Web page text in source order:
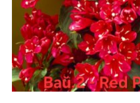
the
product
page